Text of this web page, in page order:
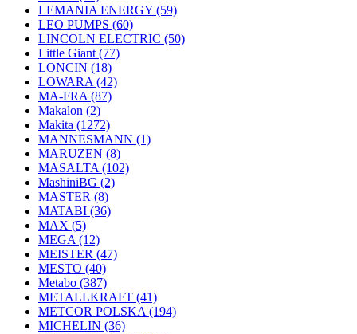
LEMANIA ENERGY (59)
LEO PUMPS (60)
LINCOLN ELECTRIC (50)
Little Giant (77)
LONCIN (18)
LOWARA (42)
MA-FRA (87)
Makalon (2)
Makita (1272)
MANNESMANN (1)
MARUZEN (8)
MASALTA (102)
MashiniBG (2)
MASTER (8)
MATABI (36)
MAX (5)
MEGA (12)
MEISTER (47)
MESTO (40)
Metabo (387)
METALLKRAFT (41)
METCOR POLSKA (194)
MICHELIN (36)